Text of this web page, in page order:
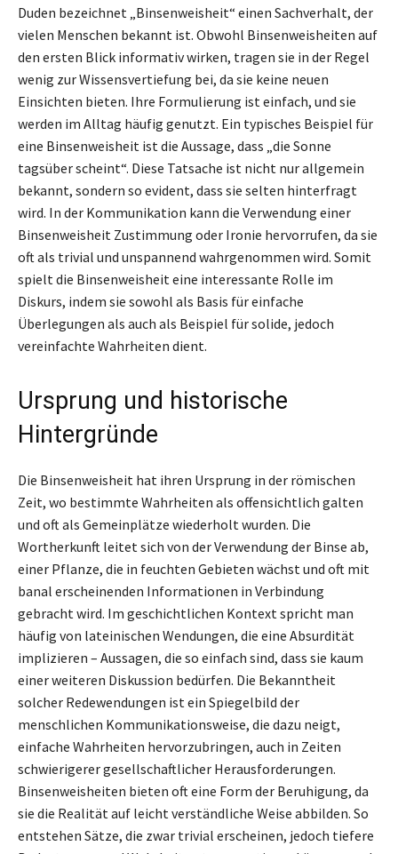
Duden bezeichnet „Binsenweisheit“ einen Sachverhalt, der
vielen Menschen bekannt ist. Obwohl Binsenweisheiten auf
den ersten Blick informativ wirken, tragen sie in der Regel
wenig zur Wissensvertiefung bei, da sie keine neuen
Einsichten bieten. Ihre Formulierung ist einfach, und sie
werden im Alltag häufig genutzt. Ein typisches Beispiel für
eine Binsenweisheit ist die Aussage, dass „die Sonne
tagsüber scheint“. Diese Tatsache ist nicht nur allgemein
bekannt, sondern so evident, dass sie selten hinterfragt
wird. In der Kommunikation kann die Verwendung einer
Binsenweisheit Zustimmung oder Ironie hervorrufen, da sie
oft als trivial und unspannend wahrgenommen wird. Somit
spielt die Binsenweisheit eine interessante Rolle im
Diskurs, indem sie sowohl als Basis für einfache
Überlegungen als auch als Beispiel für solide, jedoch
vereinfachte Wahrheiten dient.
Ursprung und historische
Hintergründe
Die Binsenweisheit hat ihren Ursprung in der römischen
Zeit, wo bestimmte Wahrheiten als offensichtlich galten
und oft als Gemeinplätze wiederholt wurden. Die
Wortherkunft leitet sich von der Verwendung der Binse ab,
einer Pflanze, die in feuchten Gebieten wächst und oft mit
banal erscheinenden Informationen in Verbindung
gebracht wird. Im geschichtlichen Kontext spricht man
häufig von lateinischen Wendungen, die eine Absurdität
implizieren – Aussagen, die so einfach sind, dass sie kaum
einer weiteren Diskussion bedürfen. Die Bekanntheit
solcher Redewendungen ist ein Spiegelbild der
menschlichen Kommunikationsweise, die dazu neigt,
einfache Wahrheiten hervorzubringen, auch in Zeiten
schwierigerer gesellschaftlicher Herausforderungen.
Binsenweisheiten bieten oft eine Form der Beruhigung, da
sie die Realität auf leicht verständliche Weise abbilden. So
entstehen Sätze, die zwar trivial erscheinen, jedoch tiefere